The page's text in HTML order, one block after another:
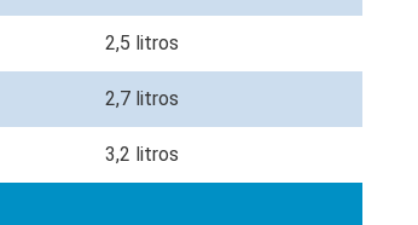
2,5 litros
2,7 litros
3,2 litros